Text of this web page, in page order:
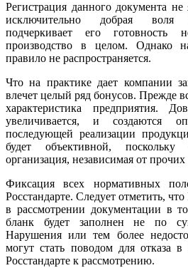
Регистрация данного документа не
исключительно добрая воля
подчеркивает его готовность
производство в целом. Однако
правило не распространяется.
Что на практике дает компании
влечет целый ряд бонусов. Прежде
характеристика предприятия.
увеличивается, и создаются
последующей реализации
будет объективной,
организация, независимая от
Фиксация всех нормативных
Росстандарте. Следует отметить,
в рассмотрении документации в
бланк будет заполнен не по
Нарушения или тем более
могут стать поводом для отказа
Росстандарте к рассмотрению.